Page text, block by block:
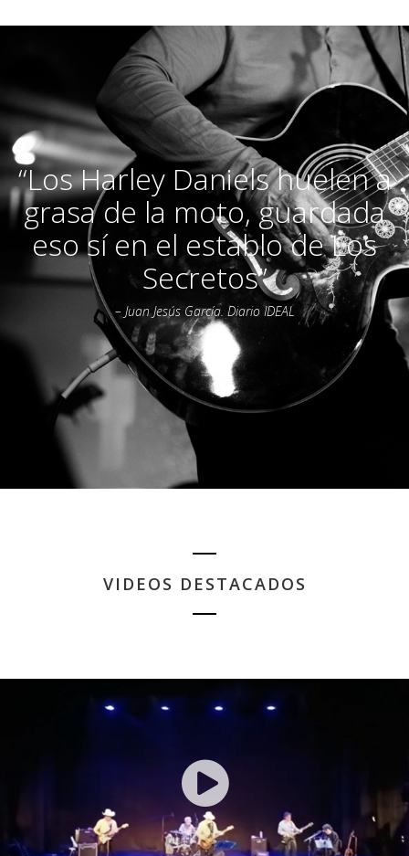
“Los Harley Daniels huelen a
grasa de la moto, guardada
eso sí en el establo de Los
Secretos”
– Juan Jesús García. Diario IDEAL
VIDEOS DESTACADOS